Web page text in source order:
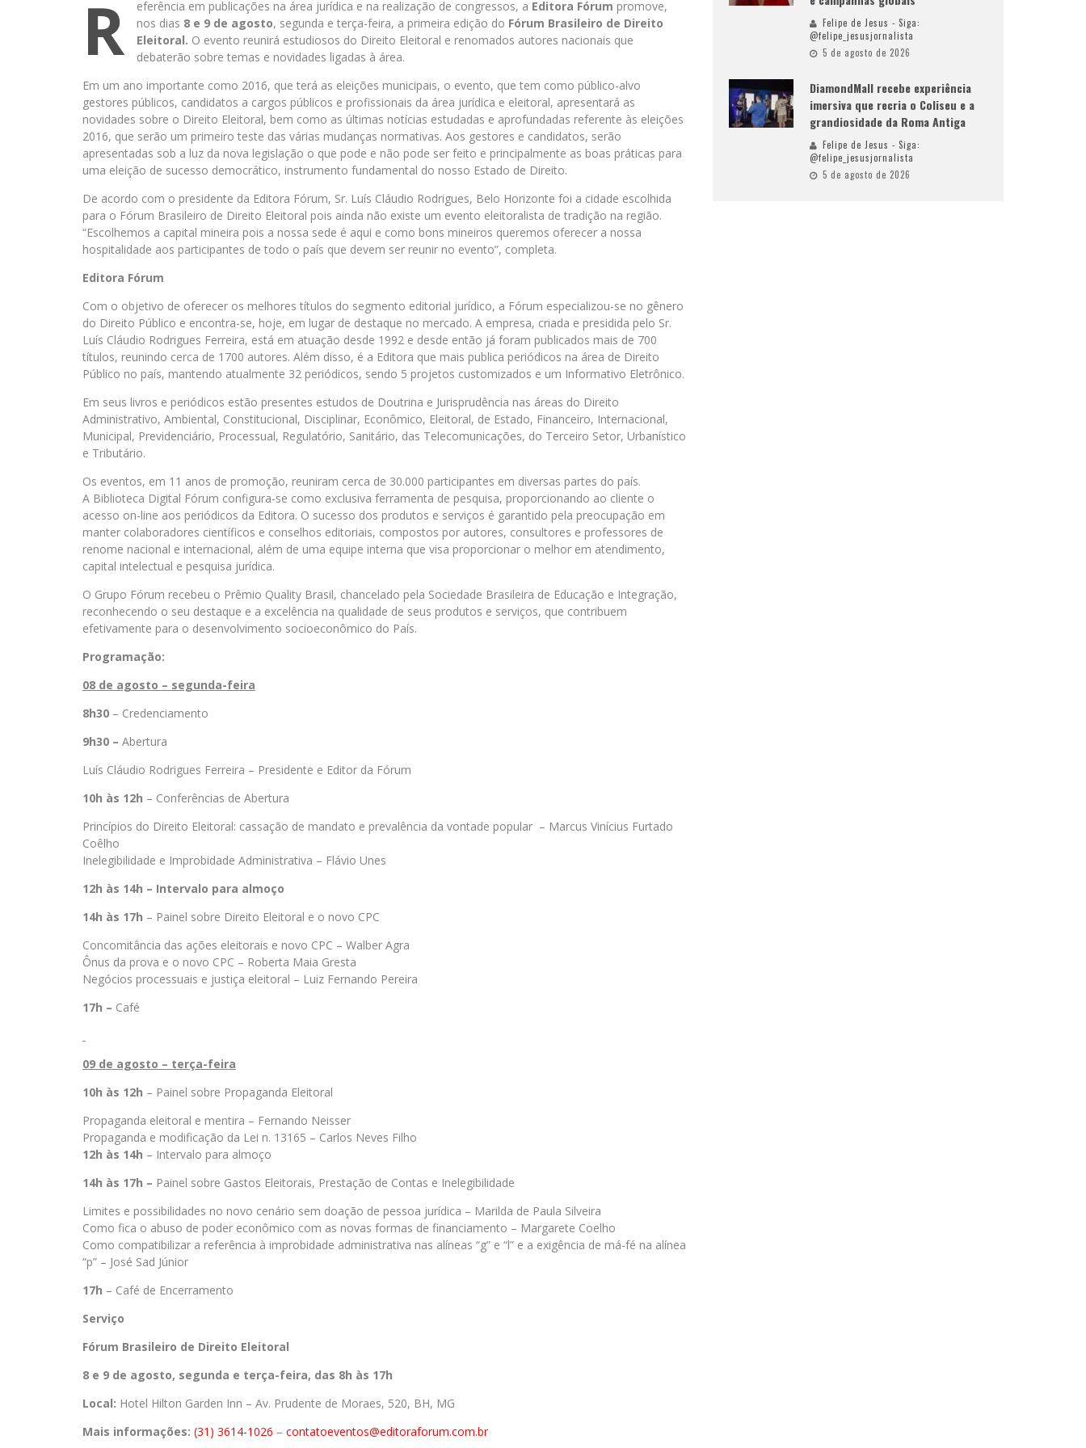
R eferência em publicações na área jurídica e na realização de congressos, a Editora Fórum promove,
nos dias 8 e 9 de agosto, segunda e terça-feira, a primeira edição do Fórum Brasileiro de Direito
Eleitoral. O evento reunirá estudiosos do Direito Eleitoral e renomados autores nacionais que
debaterão sobre temas e novidades ligadas à área.
Em um ano importante como 2016, que terá as eleições municipais, o evento, que tem como público-alvo
gestores públicos, candidatos a cargos públicos e profissionais da área jurídica e eleitoral, apresentará as
novidades sobre o Direito Eleitoral, bem como as últimas notícias estudadas e aprofundadas referente às eleições
2016, que serão um primeiro teste das várias mudanças normativas. Aos gestores e candidatos, serão
apresentadas sob a luz da nova legislação o que pode e não pode ser feito e principalmente as boas práticas para
uma eleição de sucesso democrático, instrumento fundamental do nosso Estado de Direito.
De acordo com o presidente da Editora Fórum, Sr. Luís Cláudio Rodrigues, Belo Horizonte foi a cidade escolhida
para o Fórum Brasileiro de Direito Eleitoral pois ainda não existe um evento eleitoralista de tradição na região.
“Escolhemos a capital mineira pois a nossa sede é aqui e como bons mineiros queremos oferecer a nossa
hospitalidade aos participantes de todo o país que devem ser reunir no evento”, completa.
Editora Fórum
Com o objetivo de oferecer os melhores títulos do segmento editorial jurídico, a Fórum especializou-se no gênero
do Direito Público e encontra-se, hoje, em lugar de destaque no mercado. A empresa, criada e presidida pelo Sr.
Luís Cláudio Rodrigues Ferreira, está em atuação desde 1992 e desde então já foram publicados mais de 700
títulos, reunindo cerca de 1700 autores. Além disso, é a Editora que mais publica periódicos na área de Direito
Público no país, mantendo atualmente 32 periódicos, sendo 5 projetos customizados e um Informativo Eletrônico.
Em seus livros e periódicos estão presentes estudos de Doutrina e Jurisprudência nas áreas do Direito
Administrativo, Ambiental, Constitucional, Disciplinar, Econômico, Eleitoral, de Estado, Financeiro, Internacional,
Municipal, Previdenciário, Processual, Regulatório, Sanitário, das Telecomunicações, do Terceiro Setor, Urbanístico
e Tributário.
Os eventos, em 11 anos de promoção, reuniram cerca de 30.000 participantes em diversas partes do país.
A Biblioteca Digital Fórum configura-se como exclusiva ferramenta de pesquisa, proporcionando ao cliente o
acesso on-line aos periódicos da Editora. O sucesso dos produtos e serviços é garantido pela preocupação em
manter colaboradores científicos e conselhos editoriais, compostos por autores, consultores e professores de
renome nacional e internacional, além de uma equipe interna que visa proporcionar o melhor em atendimento,
capital intelectual e pesquisa jurídica.
O Grupo Fórum recebeu o Prêmio Quality Brasil, chancelado pela Sociedade Brasileira de Educação e Integração,
reconhecendo o seu destaque e a excelência na qualidade de seus produtos e serviços, que contribuem
efetivamente para o desenvolvimento socioeconômico do País.
Programação:
08 de agosto – segunda-feira
8h30 – Credenciamento
9h30 – Abertura
Luís Cláudio Rodrigues Ferreira – Presidente e Editor da Fórum
10h às 12h – Conferências de Abertura
Princípios do Direito Eleitoral: cassação de mandato e prevalência da vontade popular – Marcus Vinícius Furtado
Coêlho
Inelegibilidade e Improbidade Administrativa – Flávio Unes
12h às 14h – Intervalo para almoço
14h às 17h – Painel sobre Direito Eleitoral e o novo CPC
Concomitância das ações eleitorais e novo CPC – Walber Agra
Ônus da prova e o novo CPC – Roberta Maia Gresta
Negócios processuais e justiça eleitoral – Luiz Fernando Pereira
17h – Café
09 de agosto – terça-feira
10h às 12h – Painel sobre Propaganda Eleitoral
Propaganda eleitoral e mentira – Fernando Neisser
Propaganda e modificação da Lei n. 13165 – Carlos Neves Filho
12h às 14h – Intervalo para almoço
14h às 17h – Painel sobre Gastos Eleitorais, Prestação de Contas e Inelegibilidade
Limites e possibilidades no novo cenário sem doação de pessoa jurídica – Marilda de Paula Silveira
Como fica o abuso de poder econômico com as novas formas de financiamento – Margarete Coelho
Como compatibilizar a referência à improbidade administrativa nas alíneas “g” e “l” e a exigência de má-fé na alínea
“p” – José Sad Júnior
17h – Café de Encerramento
Serviço
Fórum Brasileiro de Direito Eleitoral
8 e 9 de agosto, segunda e terça-feira, das 8h às 17h
Local: Hotel Hilton Garden Inn – Av. Prudente de Moraes, 520, BH, MG
Mais informações: (31) 3614-1026 – contatoeventos@editoraforum.com.br
Felipe de Jesus - Siga:
@felipe_jesusjornalista
5 de agosto de 2026
DiamondMall recebe experiência
imersiva que recria o Coliseu e a
grandiosidade da Roma Antiga
Felipe de Jesus - Siga:
@felipe_jesusjornalista
5 de agosto de 2026